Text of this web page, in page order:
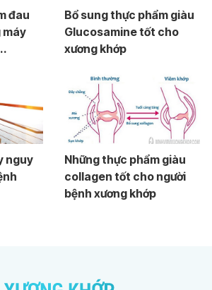
đau
máy
Bổ sung thực phẩm giàu
Glucosamine tốt cho
xương khớp
nguy
Những thực phẩm giàu
collagen tốt cho người
bệnh xương khớp